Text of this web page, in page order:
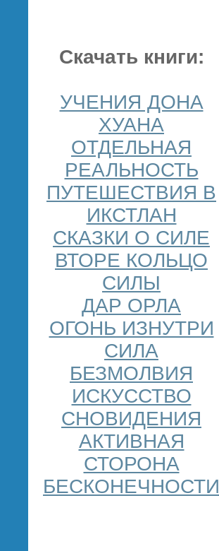
Скачать книги:
УЧЕНИЯ ДОНА
ХУАНА
ОТДЕЛЬНАЯ
РЕАЛЬНОСТЬ
ПУТЕШЕСТВИЯ В
ИКСТЛАН
СКАЗКИ О СИЛЕ
ВТОРЕ КОЛЬЦО
СИЛЫ
ДАР ОРЛА
ОГОНЬ ИЗНУТРИ
СИЛА
БЕЗМОЛВИЯ
ИСКУССТВО
СНОВИДЕНИЯ
АКТИВНАЯ
СТОРОНА
БЕСКОНЕЧНОСТИ